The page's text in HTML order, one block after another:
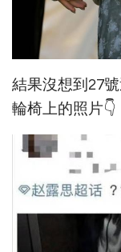
結果沒想到27
輪椅上的照片👇